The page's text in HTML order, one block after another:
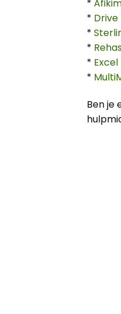
*
* Drive
*
*
*
*
Ben je